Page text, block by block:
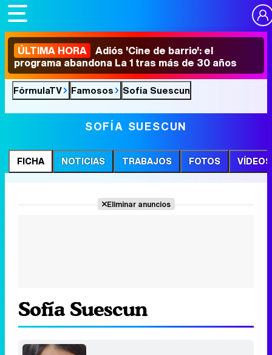
ÚLTIMA HORA Adiós 'Cine de barrio': el
programa abandona La 1 tras más de 30 años
FórmulaTV Famosos Sofía Suescun
SOFÍA SUESCUN
FICHA NOTICIAS TRABAJOS FOTOS VÍDEOS
Eliminar anuncios
Sofía Suescun